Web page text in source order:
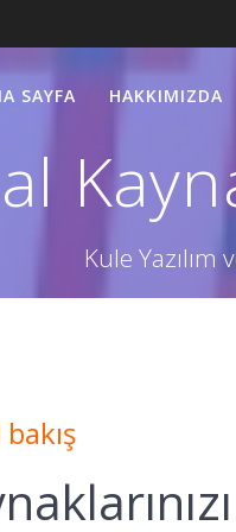
SAYFA HAKKIMIZDA
Kule